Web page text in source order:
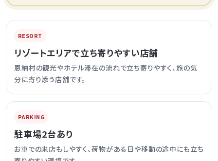
RESORT
リゾートエリアで立ち寄りやすい店舗
恩納村の観光やホテル滞在の流れで立ち寄りやすく、旅の気
分に寄り添う店舗です。
PARKING
駐車場2台あり
お車での来店もしやすく、荷物がある日や移動の途中にも立ち